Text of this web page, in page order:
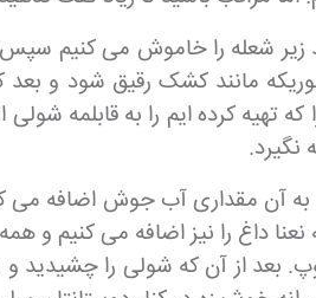
زیر شعله را خاموش می کنیم
مانند کشک رقیق شود و
تهیه کرده ایم را به قابلمه
نگیرد.
به آن مقداری آب جوش اضافه می
داغ را نیز اضافه می کنیم و
بعد از آن که شولی را چشیدید